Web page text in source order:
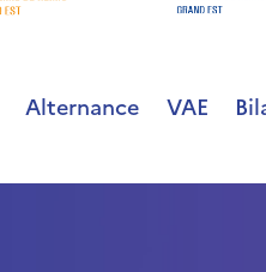
Alternance VAE